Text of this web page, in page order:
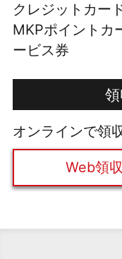
クレジットカー
MKPポイントカ
ービス券
オンラインで領
Web領